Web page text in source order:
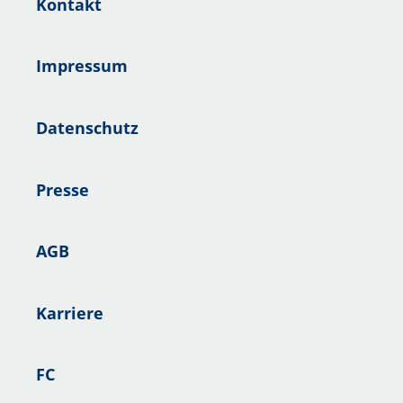
Impressum
Datenschutz
Presse
AGB
Karriere
FC